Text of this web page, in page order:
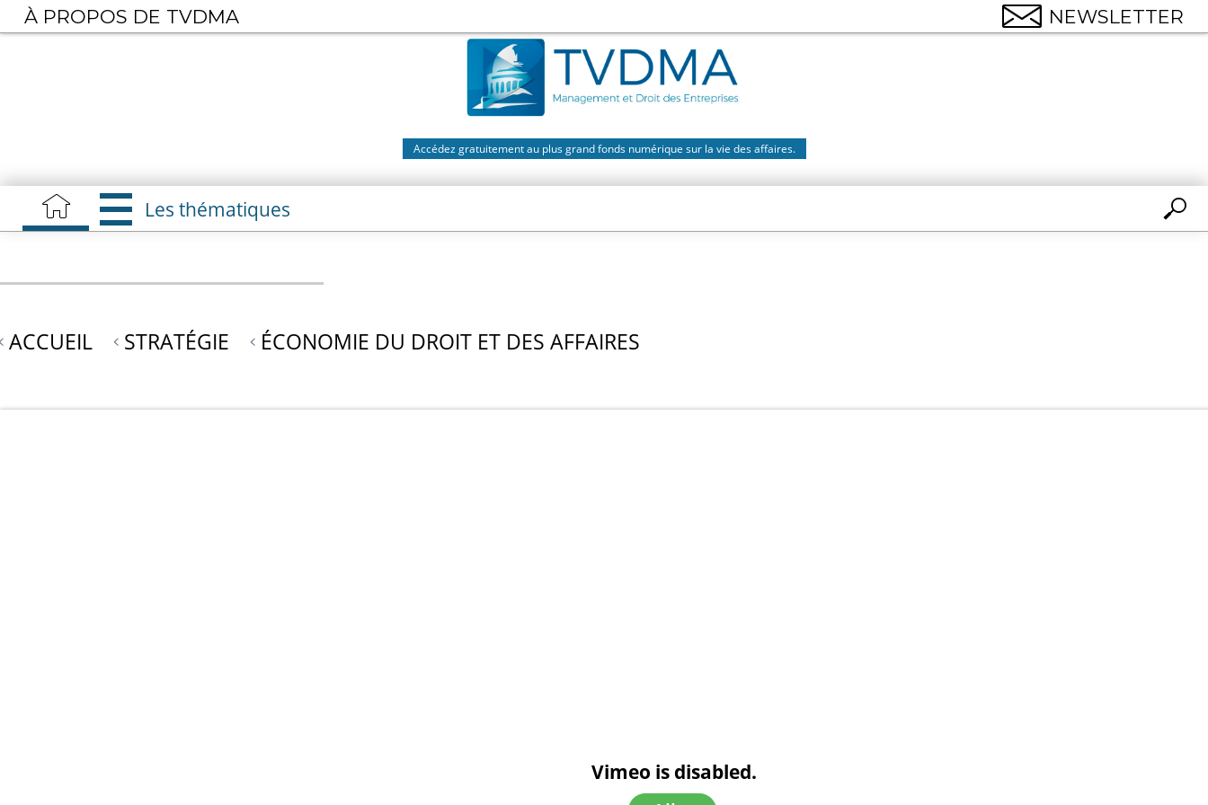
Aller
au
Accédez gratuitement au plus grand fonds numérique sur la vie des affaires.
Les thématiques
ACCUEIL STRATÉGIE ÉCONOMIE DU DROIT ET DES AFFAIRES
Vimeo is disabled.
À PROPOS DE TVDMA NEWSLETTER